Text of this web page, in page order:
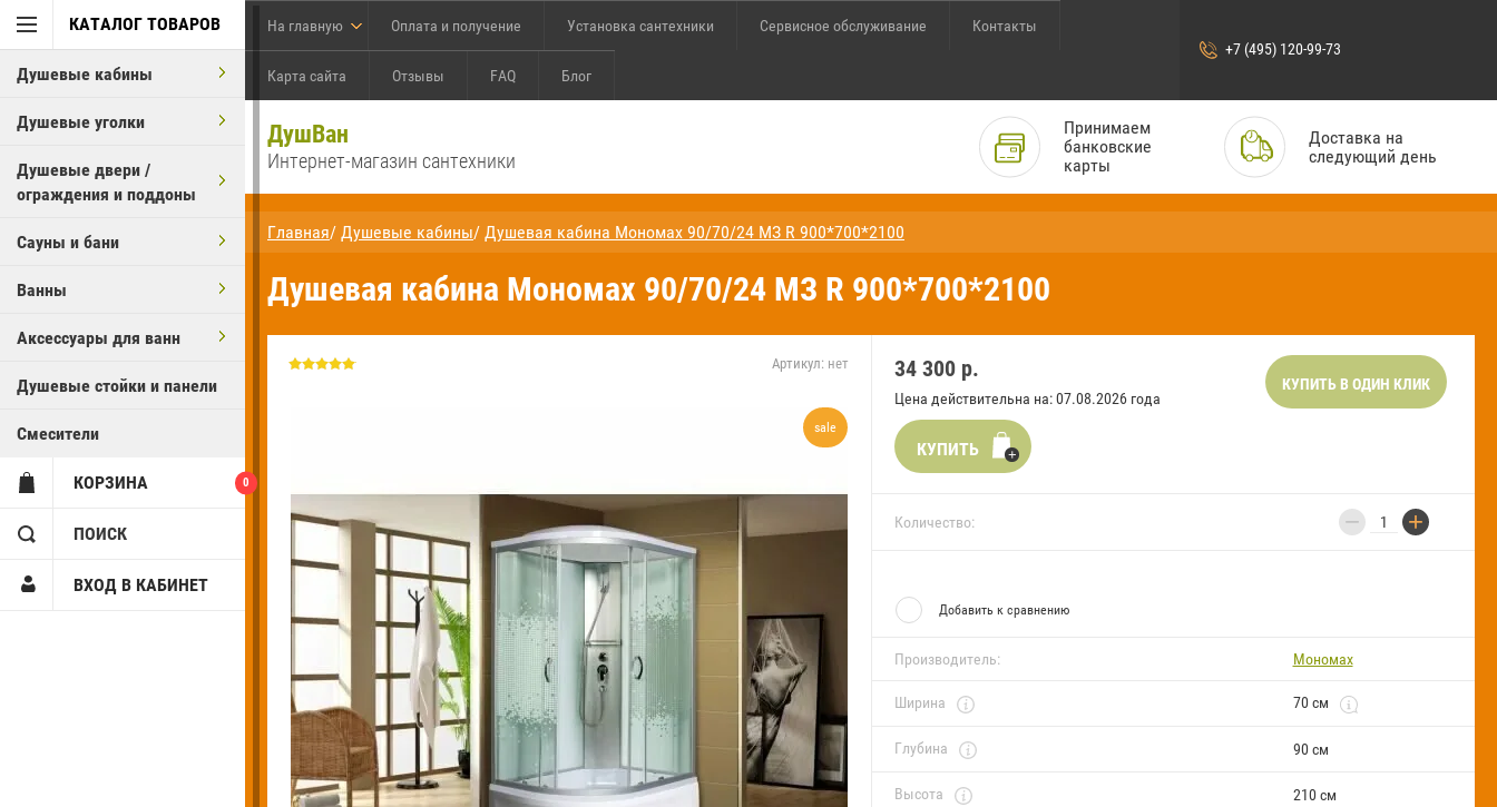
КАТАЛОГ ТОВАРОВ
Душевые кабины
Душевые уголки
Душевые двери /
ограждения и поддоны
Сауны и бани
Ванны
Аксессуары для ванн
Душевые стойки и панели
Смесители
КОРЗИНА 0
ПОИСК
ВХОД В КАБИНЕТ
На главную Оплата и получение Установка сантехники Сервисное обслуживание Контакты
Карта сайта Отзывы FAQ Блог
+7 (495) 120-99-73
ДушВан
Интернет-магазин сантехники
Принимаем
банковские
карты
Доставка на
следующий день
Главная/ Душевые кабины/ Душевая кабина Мономах 90/70/24 МЗ R 900*700*2100
Душевая кабина Мономах 90/70/24 МЗ R 900*700*2100
Артикул: нет
sale
34 300р.
Цена действительна на: 07.08.2026 года
КУПИТЬ В ОДИН КЛИК
КУПИТЬ
Количество: − +
Добавить к сравнению
Производитель: Мономах
Ширина 70 см
Глубина 90 см
Высота 210 см